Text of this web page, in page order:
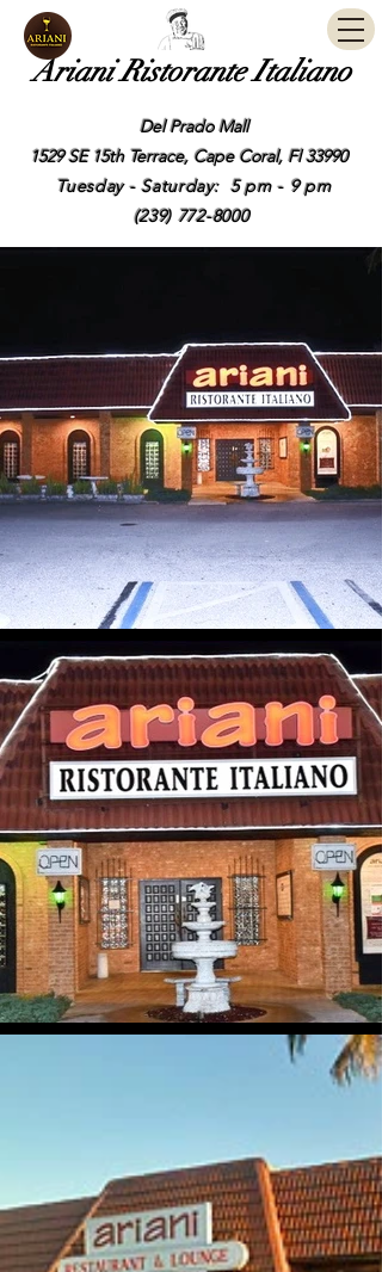
Ariani Ristorante Italiano
Del Prado Mall
1529 SE 15th Terrace, Cape Coral, Fl 33990
Tuesday - Saturday: 5 pm - 9 pm
(239) 772-8000